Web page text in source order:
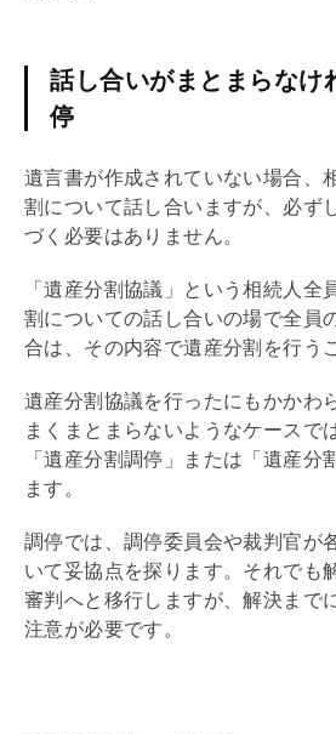
話し合いがまとまらなけ
停
遺言書が作成されていない場合、
割について話し合いますが、必ず
づく必要はありません。
「遺産分割協議」という相続人全
割についての話し合いの場で全員
合は、その内容で遺産分割を行う
遺産分割協議を行ったにもかかわ
まくまとまらないようなケースで
「遺産分割調停」または「遺産分
ます。
調停では、調停委員会や裁判官が
いて妥協点を探ります。それでも
審判へと移行しますが、解決まで
注意が必要です。